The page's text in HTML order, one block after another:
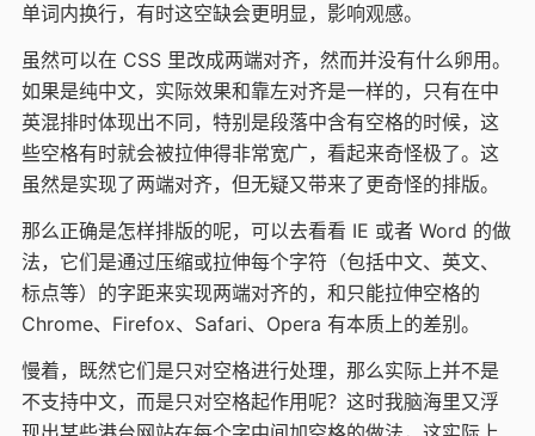
单词内换行，有时这空缺会更明显，影响观感。
虽然可以在 CSS 里改成两端对齐，然而并没有什么卵用。
如果是纯中文，实际效果和靠左对齐是一样的，只有在中
英混排时体现出不同，特别是段落中含有空格的时候，这
些空格有时就会被拉伸得非常宽广，看起来奇怪极了。这
虽然是实现了两端对齐，但无疑又带来了更奇怪的排版。
那么正确是怎样排版的呢，可以去看看 IE 或者 Word 的做
法，它们是通过压缩或拉伸每个字符（包括中文、英文、
标点等）的字距来实现两端对齐的，和只能拉伸空格的
Chrome、Firefox、Safari、Opera 有本质上的差别。
慢着，既然它们是只对空格进行处理，那么实际上并不是
不支持中文，而是只对空格起作用呢？这时我脑海里又浮